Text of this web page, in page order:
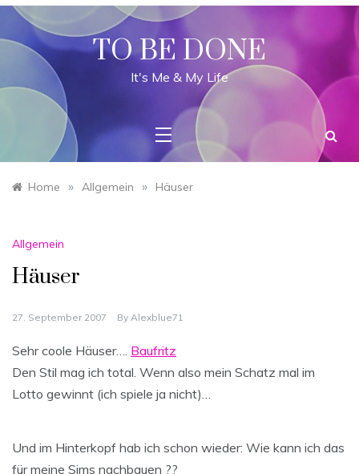
Skip
content
TO BE DONE
It's Me & My Life
Home » Allgemein » Häuser
Allgemein
Häuser
27. September 2007 By Alexblue71
Sehr coole Häuser…. Baufritz
Den Stil mag ich total. Wenn also mein Schatz mal im
Lotto gewinnt (ich spiele ja nicht)…
Und im Hinterkopf hab ich schon wieder: Wie kann ich das
für meine Sims nachbauen ??